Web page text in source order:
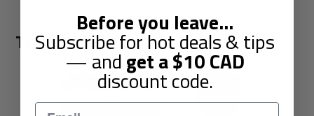
Transporteurs partenaires
Before you leave...
Subscribe for hot deals & tips
— andget a$10CAD
discount code.